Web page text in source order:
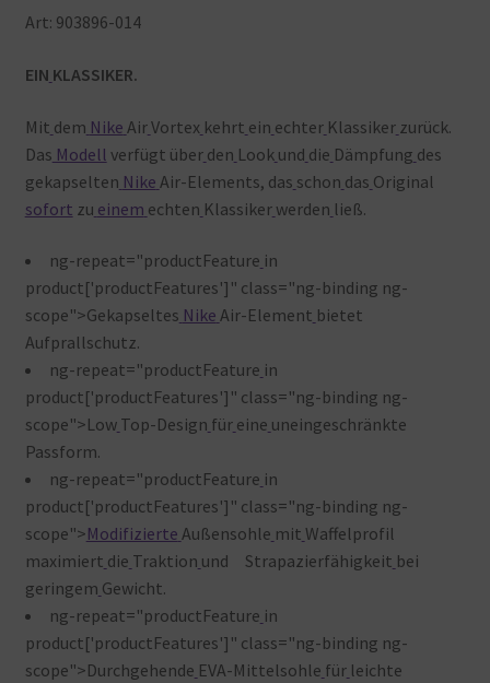
Art: 903896-014
EIN KLASSIKER.
Mit dem Nike AirVortex kehrt ein echter Klassiker zurück.
Das Modell verfügt über den Look und die Dämpfung des
gekapselten Nike Air-Elements, das schon das Original
sofort zu einem echten Klassiker werden ließ.
ng-repeat="productFeature in
product['productFeatures']" class="ng-binding ng-
scope">Gekapseltes Nike Air-Element bietet
Aufprallschutz.
ng-repeat="productFeature in
product['productFeatures']" class="ng-binding ng-
scope">Low Top-Design für eine uneingeschränkte
Passform.
ng-repeat="productFeature in
product['productFeatures']" class="ng-binding ng-
scope">Modifizierte Außensohle mit Waffelprofil
maximiert die Traktion und Strapazierfähigkeit bei
geringem Gewicht.
ng-repeat="productFeature in
product['productFeatures']" class="ng-binding ng-
scope">Durchgehende EVA-Mittelsohle für leichte